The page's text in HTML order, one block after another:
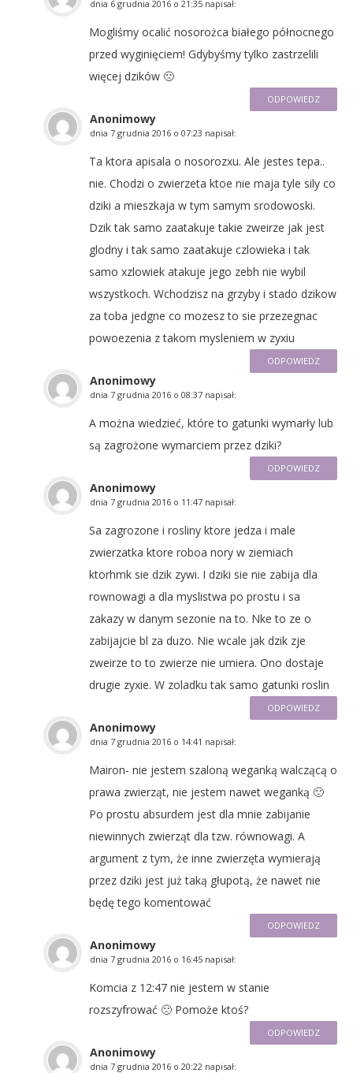
dnia 6 grudnia 2016 o 21:35 napisał:
Mogliśmy ocalić nosorożca białego północnego
przed wyginięciem! Gdybyśmy tylko zastrzelili
więcej dzików 🙁
ODPOWIEDZ
Anonimowy
dnia 7 grudnia 2016 o 07:23 napisał:
Ta ktora apisala o nosorozxu. Ale jestes tepa..
nie. Chodzi o zwierzeta ktoe nie maja tyle sily co
dziki a mieszkaja w tym samym srodowoski.
Dzik tak samo zaatakuje takie zweirze jak jest
glodny i tak samo zaatakuje czlowieka i tak
samo xzlowiek atakuje jego zebh nie wybil
wszystkoch. Wchodzisz na grzyby i stado dzikow
za toba jedgne co mozesz to sie przezegnac
powoezenia z takom mysleniem w zyxiu
ODPOWIEDZ
Anonimowy
dnia 7 grudnia 2016 o 08:37 napisał:
A można wiedzieć, które to gatunki wymarły lub
są zagrożone wymarciem przez dziki?
ODPOWIEDZ
Anonimowy
dnia 7 grudnia 2016 o 11:47 napisał:
Sa zagrozone i rosliny ktore jedza i male
zwierzatka ktore roboa nory w ziemiach
ktorhmk sie dzik zywi. I dziki sie nie zabija dla
rownowagi a dla myslistwa po prostu i sa
zakazy w danym sezonie na to. Nke to ze o
zabijajcie bl za duzo. Nie wcale jak dzik zje
zweirze to to zwierze nie umiera. Ono dostaje
drugie zyxie. W zoladku tak samo gatunki roslin
ODPOWIEDZ
Anonimowy
dnia 7 grudnia 2016 o 14:41 napisał:
Mairon- nie jestem szaloną weganką walczącą o
prawa zwierząt, nie jestem nawet weganką 🙂
Po prostu absurdem jest dla mnie zabijanie
niewinnych zwierząt dla tzw. równowagi. A
argument z tym, że inne zwierzęta wymierają
przez dziki jest już taką głupotą, że nawet nie
będę tego komentować
ODPOWIEDZ
Anonimowy
dnia 7 grudnia 2016 o 16:45 napisał:
Komcia z 12:47 nie jestem w stanie
rozszyfrować 🙁 Pomoże ktoś?
ODPOWIEDZ
Anonimowy
dnia 7 grudnia 2016 o 20:22 napisał: